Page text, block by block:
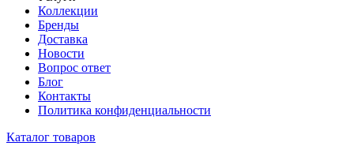
Коллекции
Бренды
Доставка
Новости
Вопрос ответ
Блог
Контакты
Политика конфиденциальности
Каталог товаров